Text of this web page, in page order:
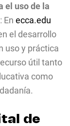
el uso de la
: En ecca.edu
el desarrollo
uso y práctica
útil tanto
como
de